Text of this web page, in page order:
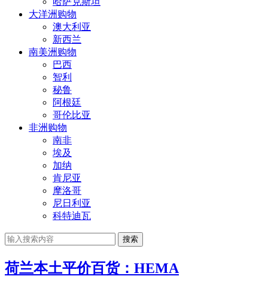
大洋洲购物
澳大利亚
新西兰
南美洲购物
巴西
智利
秘鲁
阿根廷
哥伦比亚
非洲购物
南非
埃及
加纳
肯尼亚
摩洛哥
尼日利亚
科特迪瓦
搜索
荷兰本土平价百货：HEMA